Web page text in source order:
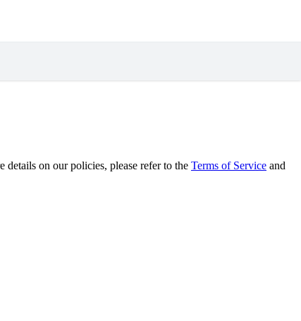
details on our policies, please refer to the Terms of Service and